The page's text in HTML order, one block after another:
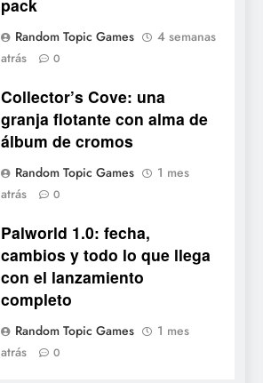
pack
Random Topic Games
4 semanas
atrás
0
Collector’s Cove: una
granja flotante con alma de
álbum de cromos
Random Topic Games
1 mes
atrás
0
Palworld 1.0: fecha,
cambios y todo lo que llega
con el lanzamiento
completo
Random Topic Games
1 mes
atrás
0
2026: Sea of Stars, TUNIC y
pack
NOTICIAS DE VIDEOJUEGOS
Collector’s Cove: una granja
flotante con alma de álbum
de cromos
NOTICIAS DE VIDEOJUEGOS
cambios y todo lo que llega
con el lanzamiento
completo
NOTICIAS DE VIDEOJUEGOS
Mistbound: Guild Wars
tendrá su primer CCG digital